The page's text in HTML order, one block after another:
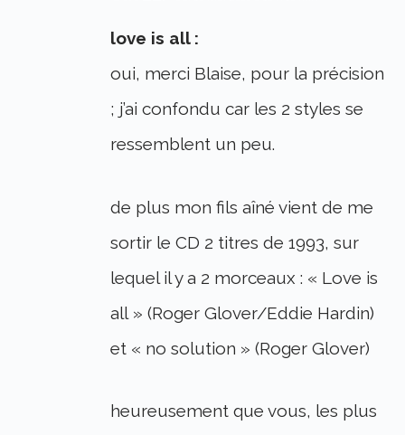
love is all :
oui, merci Blaise, pour la précision
; j’ai confondu car les 2 styles se
ressemblent un peu.
de plus mon fils aîné vient de me
sortir le CD 2 titres de 1993, sur
lequel il y a 2 morceaux : « Love is
all » (Roger Glover/Eddie Hardin)
et « no solution » (Roger Glover)
heureusement que vous, les plus